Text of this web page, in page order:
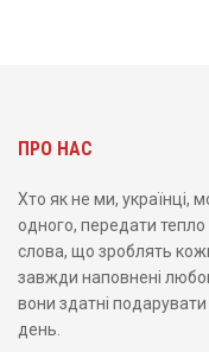
ПРО НАС
Хто як не ми, українці,
одного, передати
слова, що зроблять
завжди наповнені
вони здатні
день.